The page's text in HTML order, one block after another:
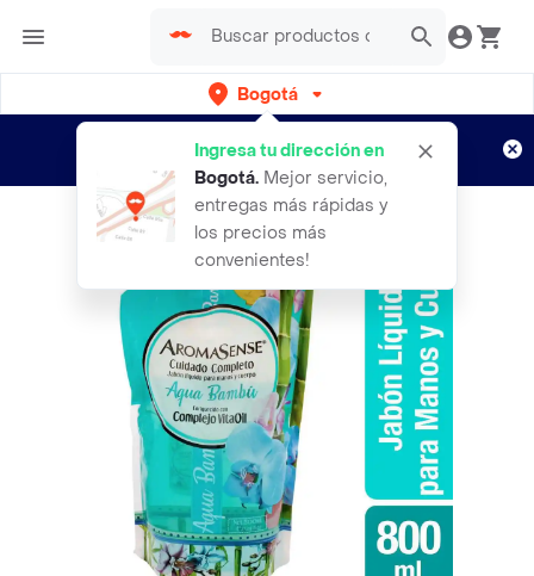
Bogotá
Ingresa tu dirección en
Bogotá. Mejor servicio,
entregas más rápidas y
los precios más
convenientes!
envíos gratis por semanas
Aplican TyC